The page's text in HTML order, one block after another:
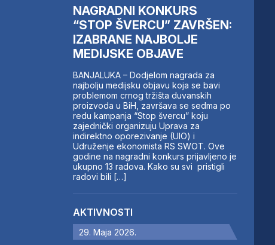
NAGRADNI KONKURS
“STOP ŠVERCU” ZAVRŠEN:
IZABRANE NAJBOLJE
MEDIJSKE OBJAVE
BANJALUKA – Dodjelom nagrada za
najbolju medijsku objavu koja se bavi
problemom crnog tržišta duvanskih
proizvoda u BiH, završava se sedma po
redu kampanja “Stop švercu” koju
zajednički organizuju Uprava za
indirektno oporezivanje (UIO) i
Udruženje ekonomista RS SWOT. Ove
godine na nagradni konkurs prijavljeno je
ukupno 13 radova. Kako su svi pristigli
radovi bili […]
AKTIVNOSTI
29. Maja 2026.